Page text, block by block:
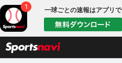
一球ごとの速報はアプリで